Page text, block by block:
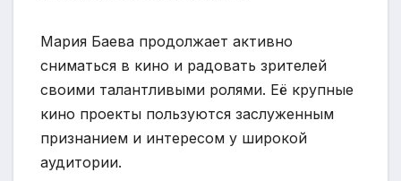
Мария Баева продолжает активно
сниматься в кино и радовать зрителей
своими талантливыми ролями. Её крупные
кино проекты пользуются заслуженным
признанием и интересом у широкой
аудитории.